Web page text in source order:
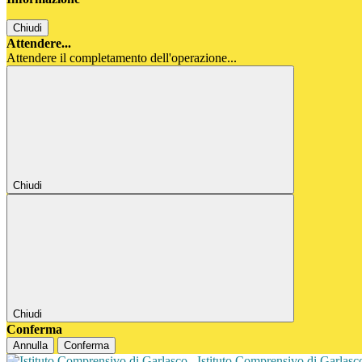
Chiudi
Attendere...
Attendere il completamento dell'operazione...
Chiudi
Chiudi
Conferma
Annulla Conferma